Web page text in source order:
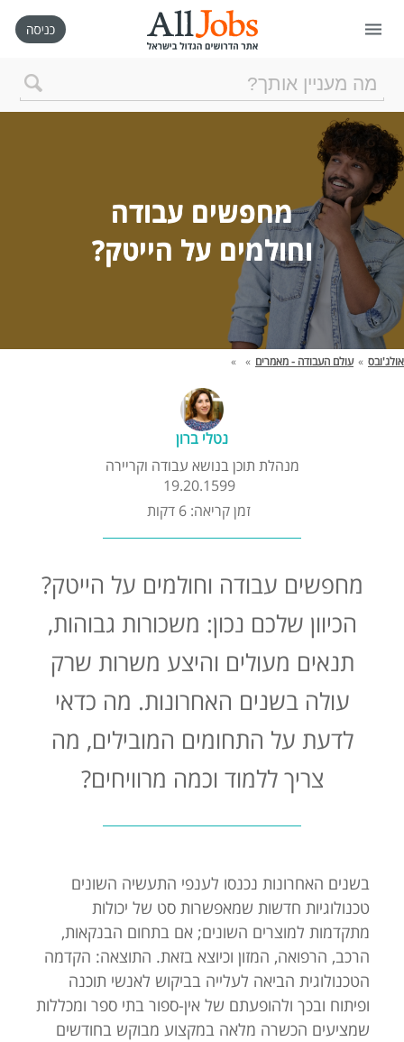
דף הבית
חיפוש חדש
ניהול החיפושים שלי
רכישת AllJobs VIP
כמה אתם שווים?
קורסים אונליין
שאלות נפוצות
התנתקות
מחפשים עבודה
וחולמים על הייטק?
אולג'ובס » עולם העבודה - מאמרים »
»
נטלי ברון
מנהלת תוכן בנושא עבודה וקריירה
19.20.1599
זמן קריאה: 6 דקות
מחפשים עבודה וחולמים על הייטק?
הכיוון שלכם נכון: משכורות גבוהות,
תנאים מעולים והיצע משרות שרק
עולה בשנים האחרונות. מה כדאי
לדעת על התחומים המובילים, מה
צריך ללמוד וכמה מרוויחים?
בשנים האחרונות נכנסו לענפי התעשיה השונים
טכנולוגיות חדשות שמאפשרות סט של יכולות
מתקדמות למוצרים השונים; אם בתחום הבנקאות,
הרכב, הרפואה, המזון וכיוצא בזאת. התוצאה: הקדמה
הטכנולוגית הביאה לעלייה בביקוש לאנשי תוכנה
ופיתוח ובכך ולהופעתם של אין-ספור בתי ספר ומכללות
שמציעים הכשרה מלאה במקצוע מבוקש בחודשים